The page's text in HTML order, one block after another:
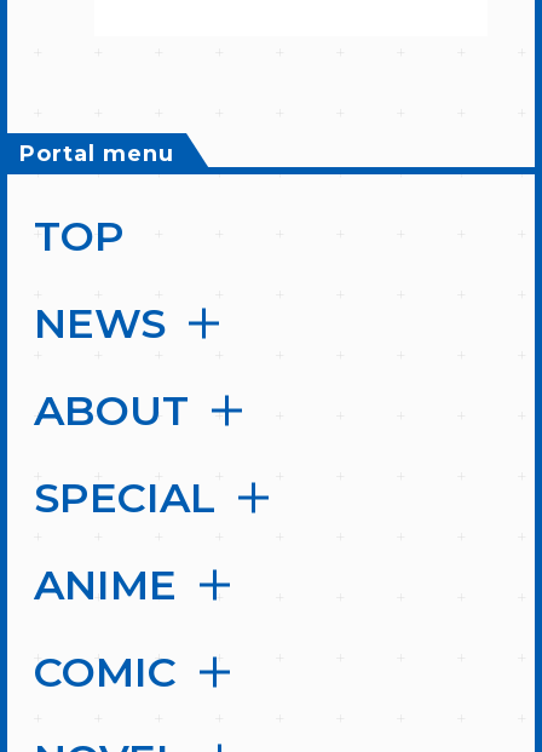
Portal menu
TOP
NEWS
ABOUT
SPECIAL
ANIME
COMIC